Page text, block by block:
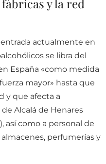
y la red
actualmente en
se libra del
España «como medida
mayor» hasta que
y que afecta a
Alcalá de Henares
así como a personal de
perfumerías y